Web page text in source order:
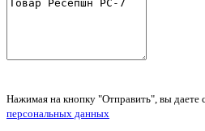
Нажимая на кнопку "Отправить", вы даете
персональных данных